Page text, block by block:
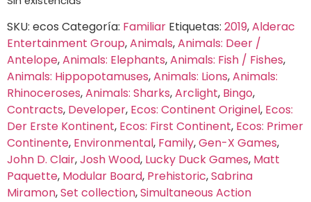
SKU: ecos Categoría: Familiar Etiquetas: 2019,Alderac
Entertainment Group,Animals,Animals: Deer /
Antelope,Animals: Elephants,Animals: Fish / Fishes,
Animals: Hippopotamuses,Animals: Lions,Animals:
Rhinoceroses,Animals: Sharks,Arclight, Bingo,
Contracts, Developer, Ecos: Continent Originel, Ecos:
Der Erste Kontinent, Ecos: First Continent, Ecos: Primer
Continente, Environmental, Family,Gen-X Games,
John D. Clair,Josh Wood, Lucky Duck Games, Matt
Paquette, Modular Board, Prehistoric,Sabrina
Miramon,Set collection,Simultaneous Action